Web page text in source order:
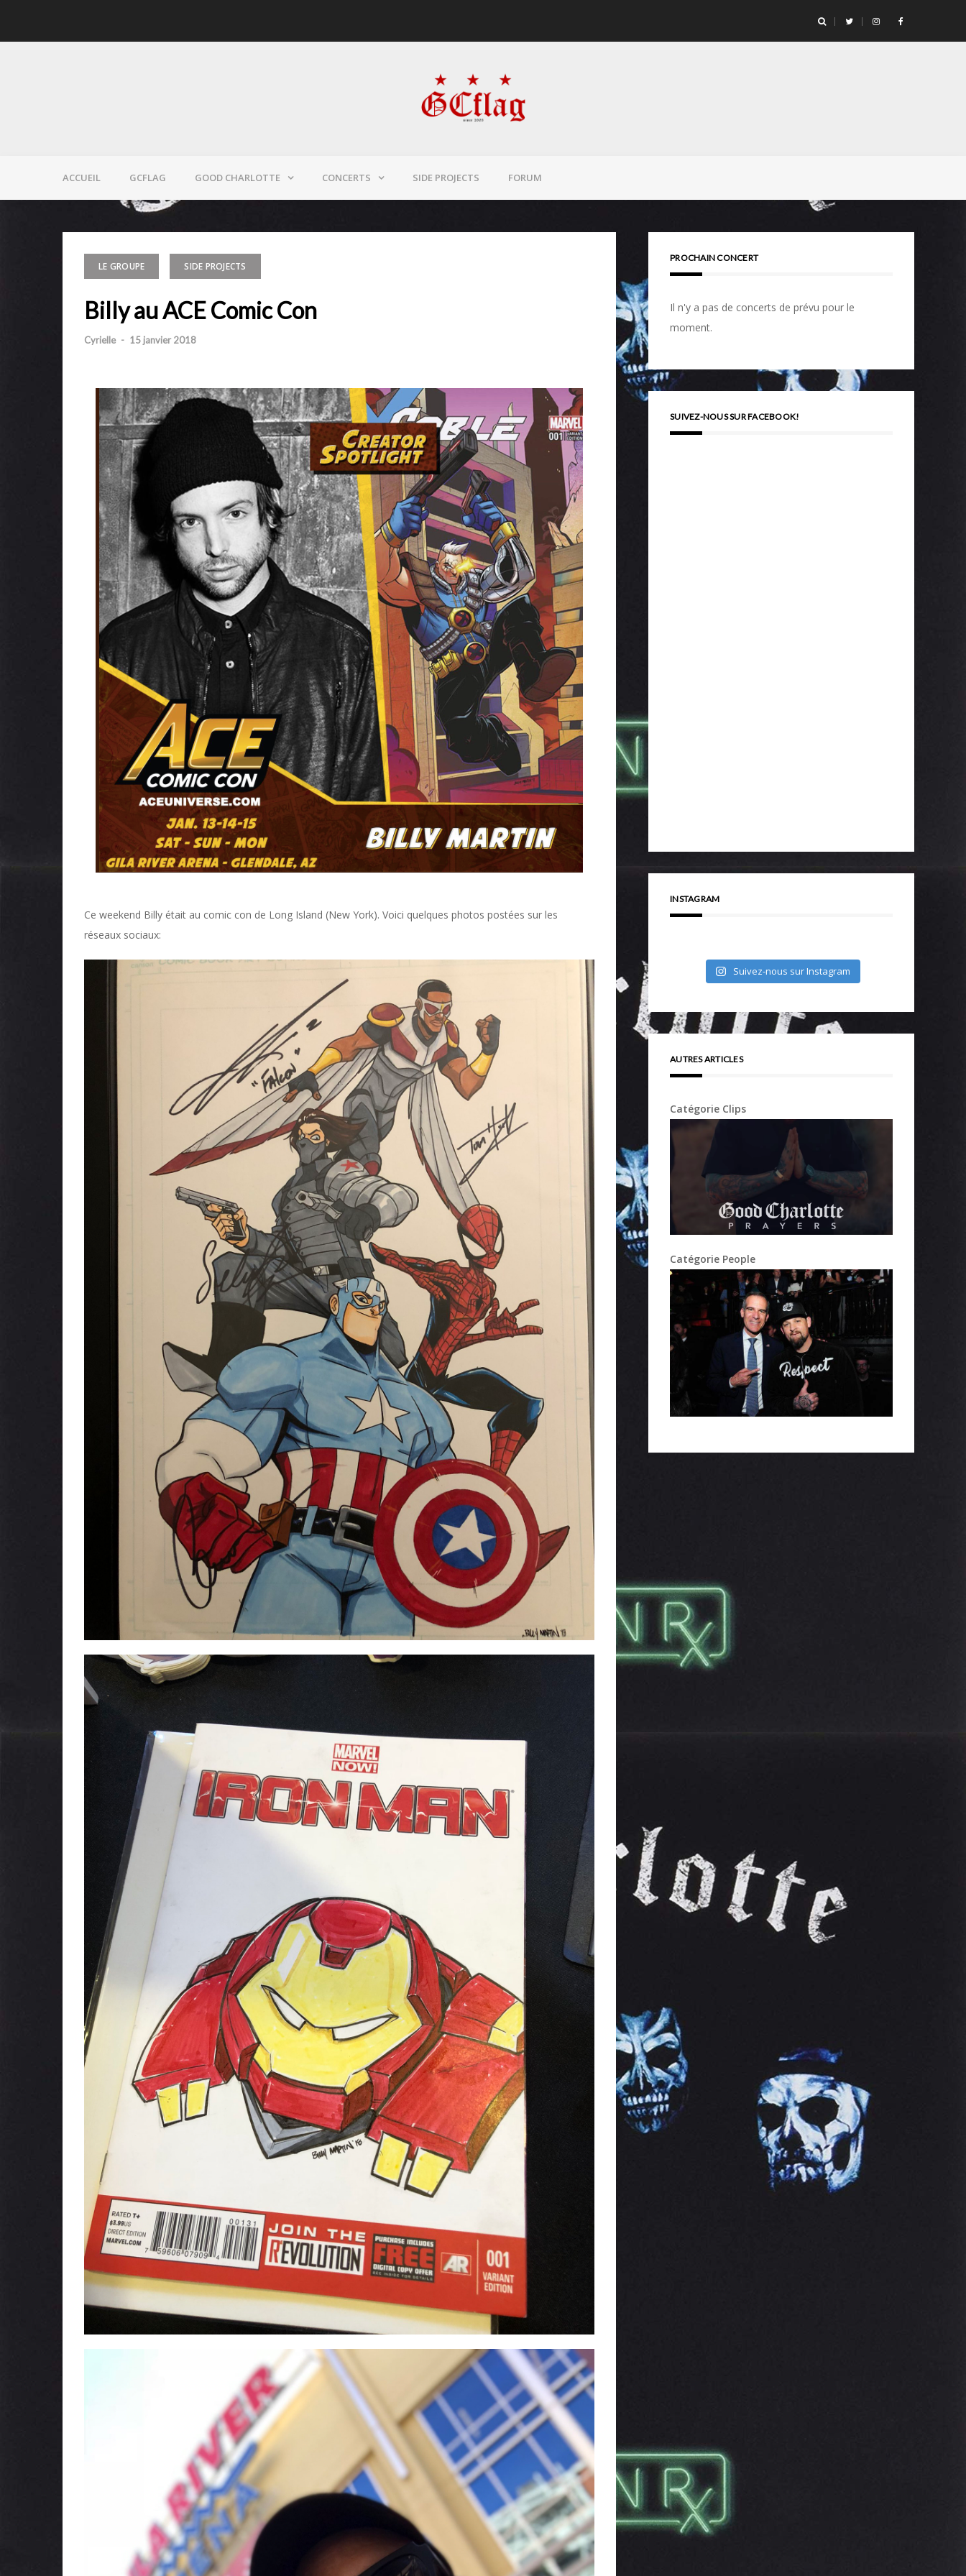
ACCUEIL GCFLAG GOOD CHARLOTTE CONCERTS SIDE PROJECTS FORUM
LE GROUPE SIDE PROJECTS
Billy au ACE Comic Con
Cyrielle - 15 janvier 2018
Ce weekend Billy était au comic con de Long Island (New York). Voici quelques photos postées sur les
réseaux sociaux:
PROCHAIN CONCERT
Il n'y a pas de concerts de prévu pour le
moment.
SUIVEZ-NOUS SUR FACEBOOK!
INSTAGRAM
Suivez-nous sur Instagram
AUTRES ARTICLES
Catégorie Clips
Catégorie People